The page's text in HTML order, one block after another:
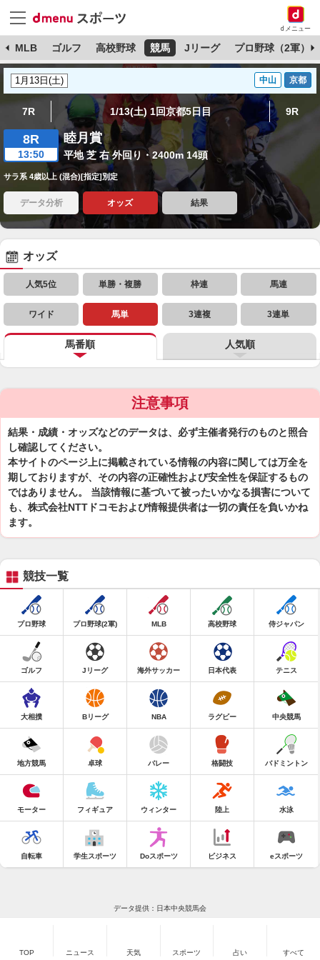
dメニュー
MLB ゴルフ 高校野球 競馬 Jリーグ プロ野球（2軍）
中山 京都
7R 1/13(土) 1回京都5日目 9R
8R
13:50
睦月賞
平地 芝 右 外回り・2400m 14頭
サラ系 4歳以上 (混合)[指定]別定
データ分析 オッズ 結果
オッズ
人気5位 単勝・複勝 枠連 馬連
ワイド 馬単 3連複 3連単
馬番順 人気順
注意事項
結果・成績・オッズなどのデータは、必ず主催者発行のものと照合
し確認してください。
本サイトのページ上に掲載されている情報の内容に関しては万全を
期しておりますが、その内容の正確性および安全性を保証するもの
ではありません。 当該情報に基づいて被ったいかなる損害について
も、株式会社NTTドコモおよび情報提供者は一切の責任を負いかね
ます。
競技一覧
プロ野球 プロ野球(2軍) MLB 高校野球 侍ジャパン
ゴルフ Jリーグ 海外サッカー 日本代表 テニス
大相撲 Bリーグ NBA ラグビー 中央競馬
地方競馬 卓球 バレー 格闘技 バドミントン
モーター フィギュア ウィンター 陸上 水泳
自転車 学生スポーツ Doスポーツ ビジネス eスポーツ
データ提供：日本中央競馬会
TOP ニュース 天気 スポーツ 占い すべて